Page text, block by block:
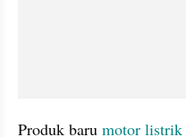
Produk baru motor listrik